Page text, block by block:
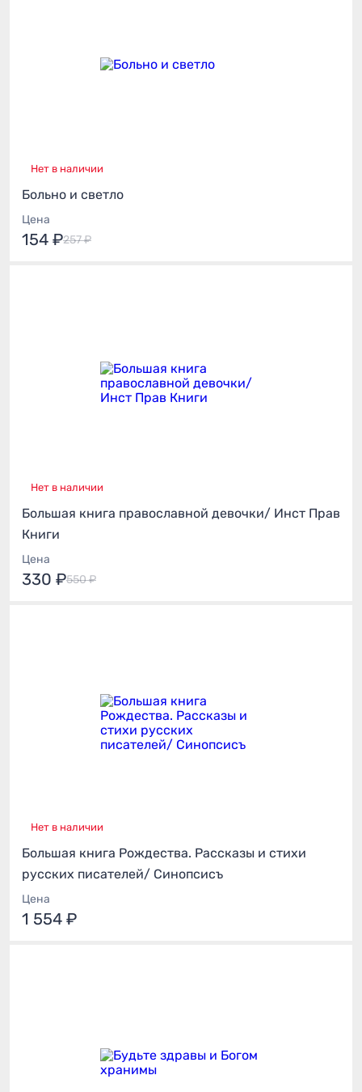
Нет в наличии
Больно и светло
Цена
154 ₽257 ₽
Нет в наличии
Большая книга православной девочки/ Инст Прав
Книги
Цена
330 ₽550 ₽
Нет в наличии
Большая книга Рождества. Рассказы и стихи
русских писателей/ Синопсисъ
Цена
1 554 ₽